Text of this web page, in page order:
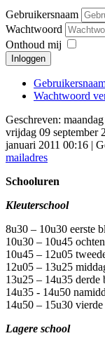
Gebruikersnaam
Wachtwoord
Onthoud mij
Inloggen
Wachtwoord
Geschreven:
vrijdag 09 september
januari 2011 00:16 |
mailadres
Schooluren
Kleuterschool
8u30 – 10u30 eerste
10u30 – 10u45
10u45 – 12u05
12u05 – 13u25
13u25 – 14u35 derde
14u35 - 14u50
14u50 – 15u30
Lagere school